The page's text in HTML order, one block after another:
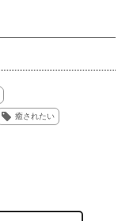
癒されたい